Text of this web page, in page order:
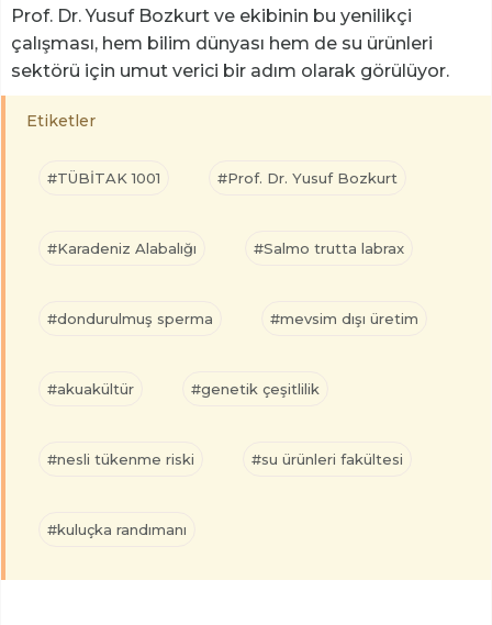
Prof. Dr. Yusuf Bozkurt ve ekibinin bu yenilikçi
çalışması, hem bilim dünyası hem de su ürünleri
sektörü için umut verici bir adım olarak görülüyor.
Etiketler
#TÜBİTAK 1001 #Prof. Dr. Yusuf Bozkurt
#Karadeniz Alabalığı #Salmo trutta labrax
#dondurulmuş sperma #mevsim dışı üretim
#akuakültür #genetik çeşitlilik
#nesli tükenme riski #su ürünleri fakültesi
#kuluçka randımanı